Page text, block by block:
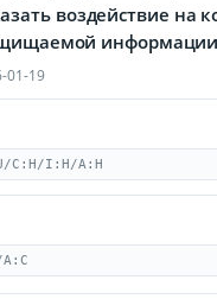
воздействие на
01-19
C:H/I:H/A:H